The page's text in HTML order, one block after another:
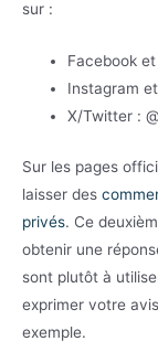
sur :
Facebook
Instagram
X/Twitter :
Sur les pages
laisser des
privés. Ce
obtenir une
sont plutôt à
exprimer votre
exemple.